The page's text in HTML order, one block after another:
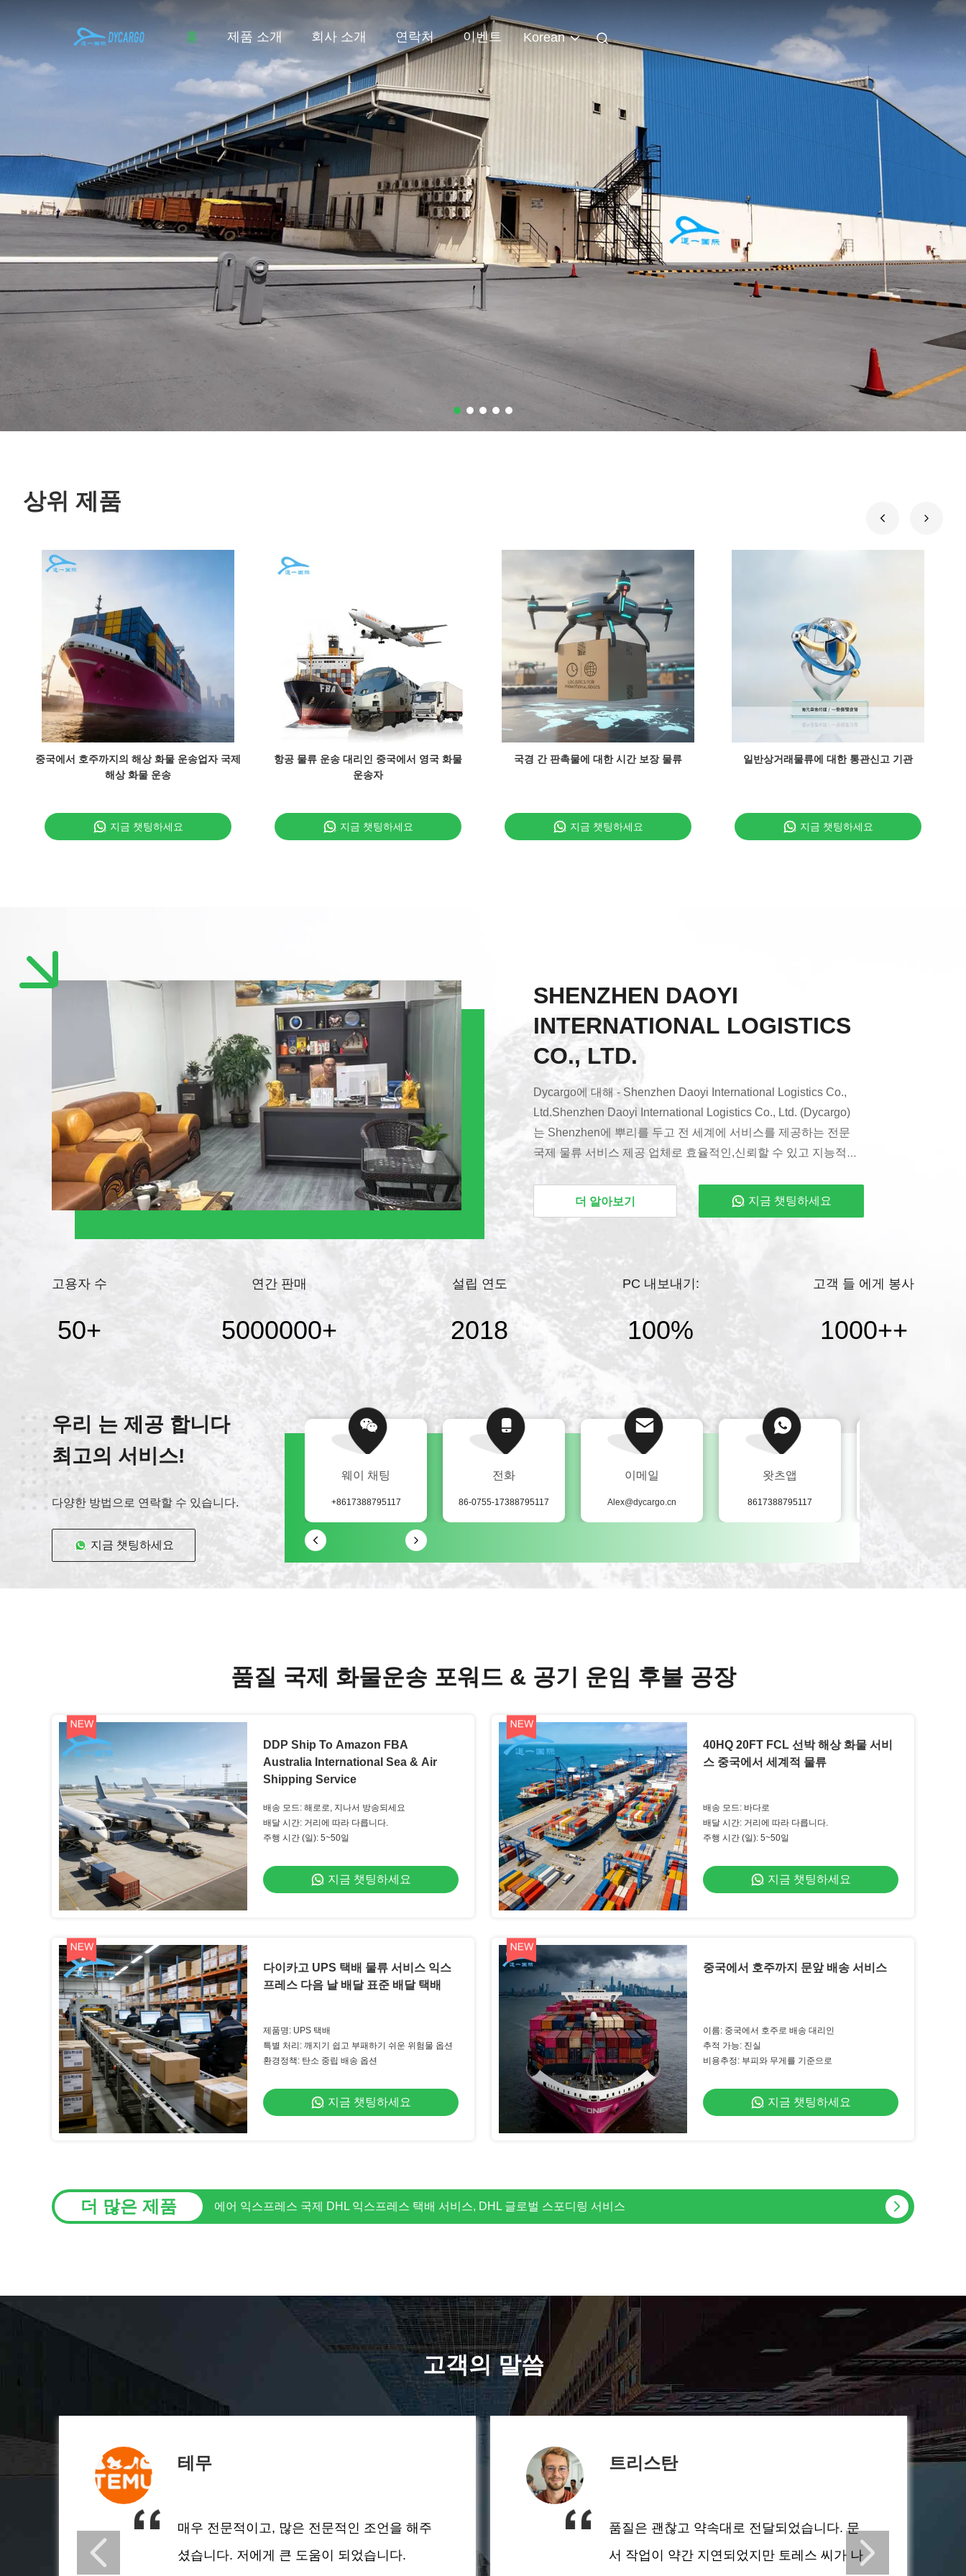
홈 제품 소개 회사 소개 연락처 이벤트 Korean
상위 제품
중국에서 호주까지의 해상 화물 운송업자 국제
해상 화물 운송
지금 챗팅하세요
항공 물류 운송 대리인 중국에서 영국 화물
운송자
지금 챗팅하세요
국경 간 판촉물에 대한 시간 보장 물류
지금 챗팅하세요
일반상거래물류에 대한 통관신고 기관
지금 챗팅하세요
SHENZHEN DAOYI
INTERNATIONAL LOGISTICS
CO., LTD.
Dycargo에 대해 - Shenzhen Daoyi International Logistics Co.,
Ltd.Shenzhen Daoyi International Logistics Co., Ltd. (Dycargo)
는 Shenzhen에 뿌리를 두고 전 세계에 서비스를 제공하는 전문
국제 물류 서비스 제공 업체로 효율적인,신뢰할 수 있고 지능적인
신 및 Win-Win"의 핵심 가치를 고수해 왔습니다.글로벌 고객들의
개 이상의 협력 에이전트가 해외에 있습니다.고객들에게 공급망
전체를 아우르는 원활한 물류 서비스를 제공할 수 있도록셰인지의
항구 클러스터와 공항 허...
더 알아보기 지금 챗팅하세요
고용자 수
50+
연간 판매
5000000+
설립 연도
2018
PC 내보내기:
100%
고객 들 에게 봉사
1000++
우리 는 제공 합니다
최고의 서비스!
다양한 방법으로 연락할 수 있습니다.
지금 챗팅하세요
웨이 채팅
+8617388795117
전화
86-0755-17388795117
이메일
Alex@dycargo.cn
왓츠앱
8617388795117
품질 국제 화물운송 포워드 & 공기 운임 후불 공장
DDP Ship To Amazon FBA
Australia International Sea & Air
Shipping Service
배송 모드: 해로로, 지나서 방송되세요
배달 시간: 거리에 따라 다릅니다.
주행 시간 (일): 5~50일
지금 챗팅하세요
40HQ 20FT FCL 선박 해상 화물 서비
스 중국에서 세계적 물류
배송 모드: 바다로
배달 시간: 거리에 따라 다릅니다.
주행 시간 (일): 5~50일
지금 챗팅하세요
다이카고 UPS 택배 물류 서비스 익스
프레스 다음 날 배달 표준 배달 택배
제품명: UPS 택배
특별 처리: 깨지기 쉽고 부패하기 쉬운 위험물 옵션
환경정책: 탄소 중립 배송 옵션
지금 챗팅하세요
중국에서 호주까지 문앞 배송 서비스
이름: 중국에서 호주로 배송 대리인
추적 가능: 진실
비용추정: 부피와 무게를 기준으로
지금 챗팅하세요
더 많은 제품 선박 화물 운송 중국에서 영국으로 항공 화물 에이전트 24 7 고객 지원
고객의 말씀
테무
매우 전문적이고, 많은 전문적인 조언을 해주
셨습니다. 저에게 큰 도움이 되었습니다.
트리스탄
품질은 괜찮고 약속대로 전달되었습니다. 문
서 작업이 약간 지연되었지만 토레스 씨가 나